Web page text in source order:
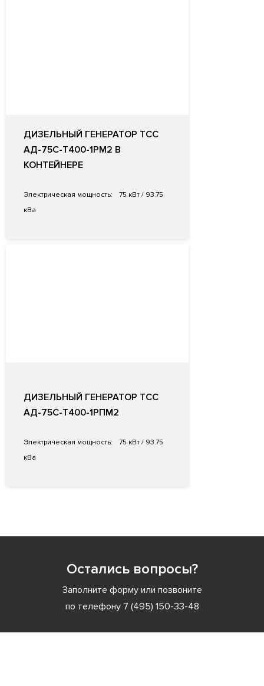
ДИЗЕЛЬНЫЙ ГЕНЕРАТОР ТСС
АД-75С-Т400-1РМ2 В
КОНТЕЙНЕРЕ
Электрическая мощность:
75 кВт / 93.75
кВа
ДИЗЕЛЬНЫЙ ГЕНЕРАТОР ТСС
АД-75С-Т400-1РПМ2
Электрическая мощность:
75 кВт / 93.75
кВа
Остались вопросы?
Заполните форму или позвоните
по телефону 7 (495) 150-33-48